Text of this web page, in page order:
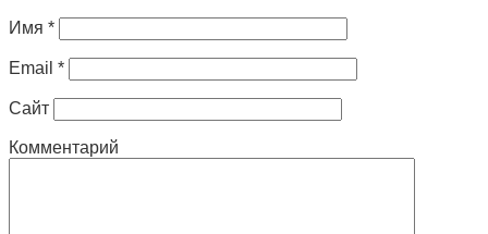
Имя *
Email *
Сайт
Комментарий